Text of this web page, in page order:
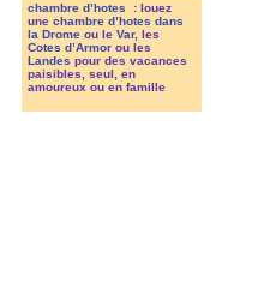
chambre d’hotes
: louez
une chambre d’hotes dans
la Dromeou le Var, les
Cotes d’Armorou les
Landes pour des vacances
paisibles, seul, en
amoureux ou en famille